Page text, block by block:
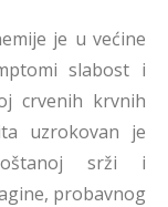
je u većine
slabost i
crvenih krvnih
uzrokovan je
srži i
probavnog